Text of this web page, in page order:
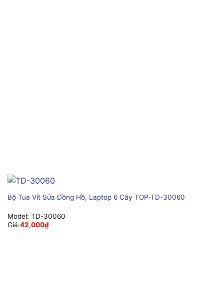
Bộ Tua Vít Sửa Đồng Hồ, Laptop 6 Cây TOP-TD-30060
Model: TD-30060
Giá:42,000₫